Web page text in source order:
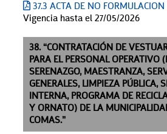
37.3 ACTA DE NO FORMULACION
Vigencia hasta el 27/05/2026
38. “CONTRATACIÓN DE
PARA EL PERSONAL OPERATIVO
SERENAZGO, MAESTRANZA,
GENERALES, LIMPIEZA PÚBLICA,
INTERNA, PROGRAMA DE
Y ORNATO) DE LA
COMAS.”